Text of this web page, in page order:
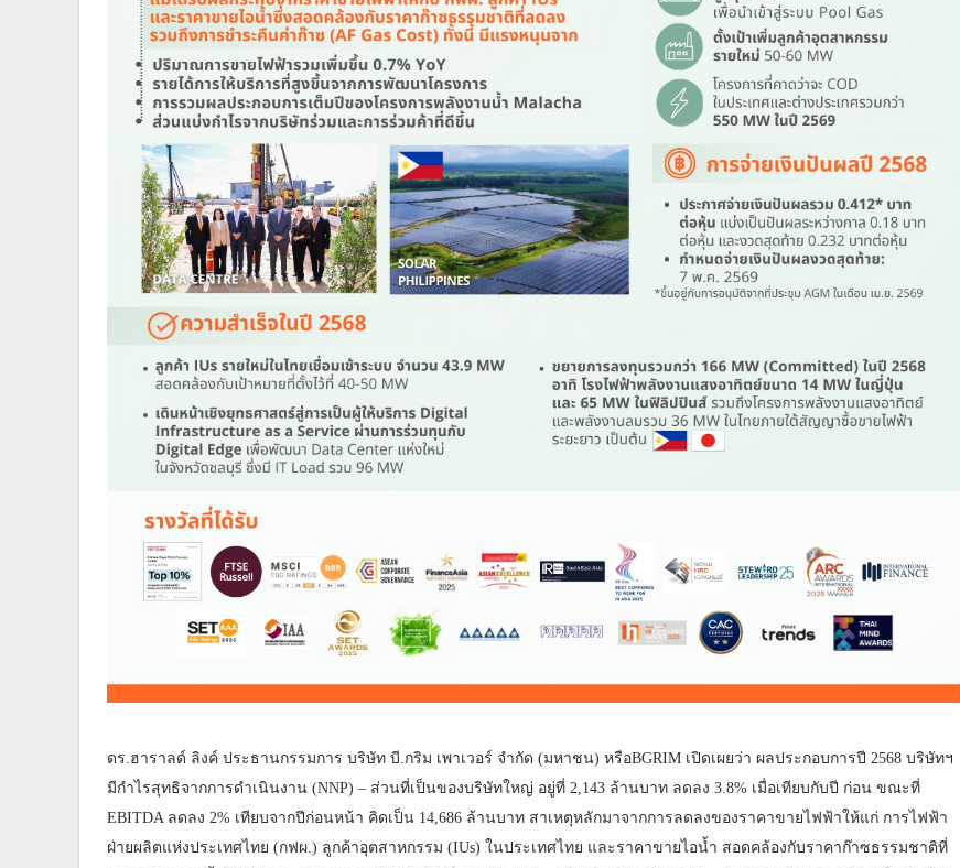
ดร.ฮาราลด์ ลิงค์ ประธานกรรมการ บริษัท บี.กริม เพาเวอร์ จำกัด (มหาชน) หรือBGRIM เปิดเผยว่า ผลประกอบการปี 2568 บริษัทฯ
มีกำไรสุทธิจากการดำเนินงาน (NNP) – ส่วนที่เป็นของบริษัทใหญ่ อยู่ที่ 2,143 ล้านบาท ลดลง 3.8% เมื่อเทียบกับปี ก่อน ขณะที่
EBITDA ลดลง 2% เทียบจากปีก่อนหน้า คิดเป็น 14,686 ล้านบาท สาเหตุหลักมาจากการลดลงของราคาขายไฟฟ้าให้แก่ การไฟฟ้า
ฝ่ายผลิตแห่งประเทศไทย (กฟผ.) ลูกค้าอุตสาหกรรม (IUs) ในประเทศไทย และราคาขายไอน้ำ สอดคล้องกับราคาก๊าซธรรมชาติที่